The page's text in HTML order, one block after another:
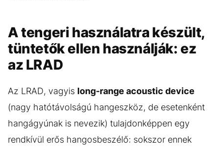
A tengeri használatra készült,
tüntetők ellen használják: ez
az LRAD
Az LRAD, vagyis long-range acoustic device
(nagy hatótávolságú hangeszköz, de esetenként
hangágyúnak is nevezik) tulajdonképpen egy
rendkívül erős hangosbeszélő: sokszor ennek